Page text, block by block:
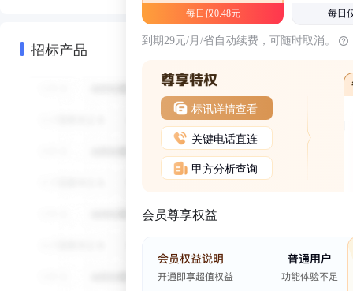
招标产品
每日仅0.48元 每日
到期29元/月/省自动续费，可随时取消。
标讯详情查看
关键电话直连
甲方分析查询
会员尊享权益